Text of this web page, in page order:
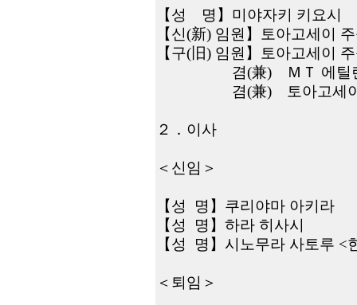
【성 명 】 미야자키 키요시
【신(新) 임원 】
토아고세이
【구( 旧) 임원】
토아고세이
겸(兼) ＭＴ 에
겸(兼) 토아고세
２． 이사
＜ 신임 ＞
【성 명 】 쿠리야마 아키라
【성 명 】 하라 히사시
【성 명 】 시노무라 사토루 <
＜ 퇴임 ＞